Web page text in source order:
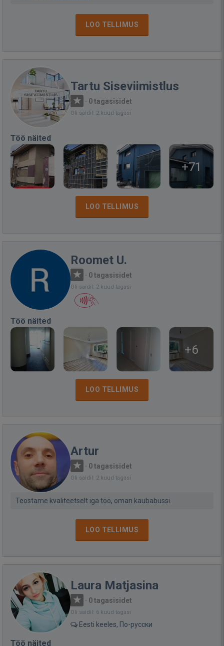
LOO TELLIMUS
Tartu Siseviimistlus
· 0 tagasisidet
Oli saidil: 2 kuud tagasi
Töö näited
+71
LOO TELLIMUS
Roomet U.
· 0 tagasisidet
Oli saidil: 2 kuud tagasi
Töö näited
+6
LOO TELLIMUS
Artur
· 0 tagasisidet
Oli saidil: 2 kuud tagasi
Teostame kvaliteetselt iga töö, oman kaubabussi.
LOO TELLIMUS
Laura Matjasina
· 0 tagasisidet
Oli saidil: 6 kuud tagasi
Eesti keeles, По-русски
Töö näited